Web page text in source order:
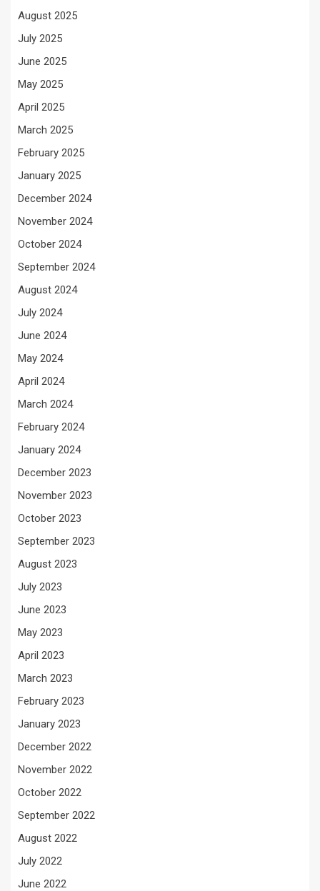
August 2025
July 2025
June 2025
May 2025
April 2025
March 2025
February 2025
January 2025
December 2024
November 2024
October 2024
September 2024
August 2024
July 2024
June 2024
May 2024
April 2024
March 2024
February 2024
January 2024
December 2023
November 2023
October 2023
September 2023
August 2023
July 2023
June 2023
May 2023
April 2023
March 2023
February 2023
January 2023
December 2022
November 2022
October 2022
September 2022
August 2022
July 2022
June 2022